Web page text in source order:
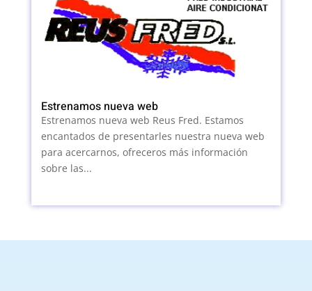
Estrenamos nueva web
Estrenamos nueva web Reus Fred. Estamos
encantados de presentarles nuestra nueva web
para acercarnos, ofreceros más información
sobre las...